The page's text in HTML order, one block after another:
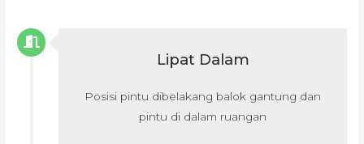
Lipat Dalam
Posisi pintu dibelakang balok gantung dan
pintu di dalam ruangan